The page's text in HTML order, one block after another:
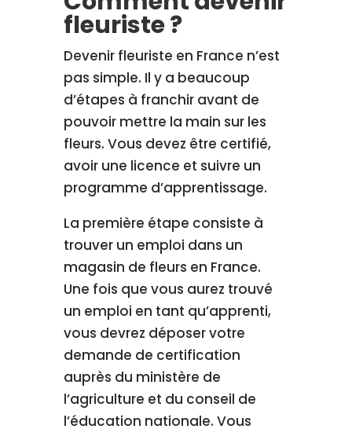
fleuriste ?
Devenir fleuriste en France n’est
pas simple. Il y a beaucoup
d’étapes à franchir avant de
pouvoir mettre la main sur les
fleurs. Vous devez être certifié,
avoir une licence et suivre un
programme d’apprentissage.
La première étape consiste à
trouver un emploi dans un
magasin de fleurs en France.
Une fois que vous aurez trouvé
un emploi en tant qu’apprenti,
vous devrez déposer votre
demande de certification
auprès du ministère de
l’agriculture et du conseil de
l’éducation nationale. Vous